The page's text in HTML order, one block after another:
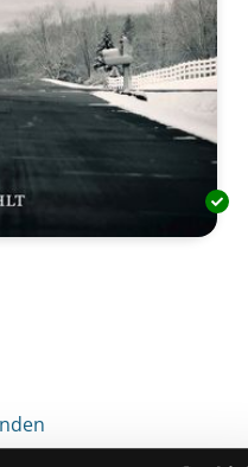
Verfasser